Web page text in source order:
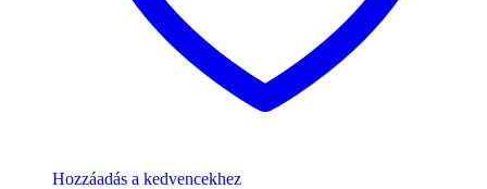
Hozzáadás a kedvencekhez